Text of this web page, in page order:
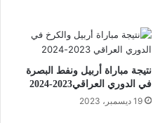
نتيجة مباراة أربيل ونفط البصرة
في الدوري العراقي2023-2024
19 ديسمبر، 2023